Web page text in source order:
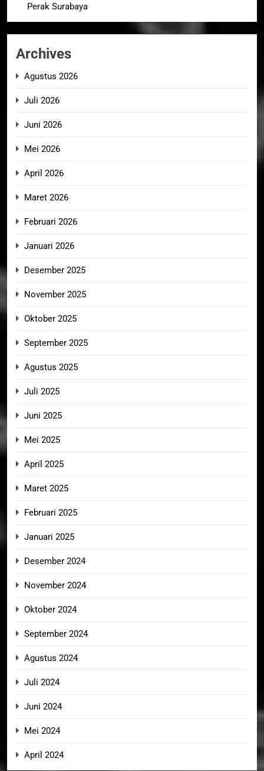
Perak Surabaya
Archives
Agustus 2026
Juli 2026
Juni 2026
Mei 2026
April 2026
Maret 2026
Februari 2026
Januari 2026
Desember 2025
November 2025
Oktober 2025
September 2025
Agustus 2025
Juli 2025
Juni 2025
Mei 2025
April 2025
Maret 2025
Februari 2025
Januari 2025
Desember 2024
November 2024
Oktober 2024
September 2024
Agustus 2024
Juli 2024
Juni 2024
Mei 2024
April 2024